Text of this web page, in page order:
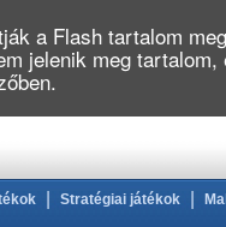
Stratégiai játékok
a Flash tartalom
jelenik meg